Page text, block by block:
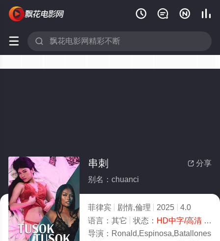
   
 
 分享
串刺
别名：chuanci
菲律宾 剧情,倫理 2025
4.0
语言： 其它 状态： HD中字/高清- 免费在线观看
导演： Ronald,Espinosa,Batallones